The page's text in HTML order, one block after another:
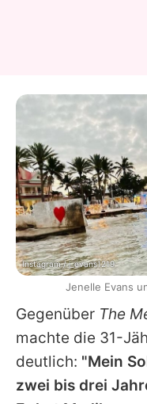
Gegenüber The
machte die 31-
deutlich: "Mein
zwei bis drei
Instagram / j_evans1219
Jenelle Evans